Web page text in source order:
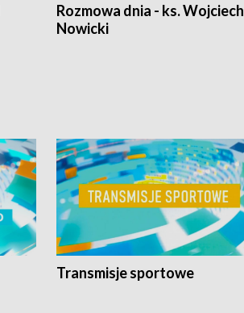
Rozmowa dnia - ks. Wojciech
Nowicki
Transmisje sportowe